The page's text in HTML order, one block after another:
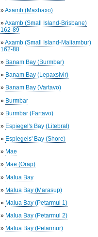
»Axamb (Maxbaxo)
»Axamb (Small Island-Brisbane)
162-89
»Axamb (Small Island-Maliambur)
162-88
» Banam Bay (Burmbar)
» Banam Bay (Lepaxsivir)
» Banam Bay (Vartavo)
» Burmbar
» Burmbar (Fartavo)
» Espiegel's Bay (Litebral)
» Espiegels' Bay (Shore)
» Mae
» Mae (Orap)
» Malua Bay
» Malua Bay (Marasup)
» Malua Bay (Petarmul 1)
» Malua Bay (Petarmul 2)
» Malua Bay (Petarmur)